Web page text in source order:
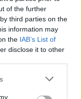
of the further
third parties on the
information may
the IAB’s List of
disclose it to other
να μεγαλώνουν